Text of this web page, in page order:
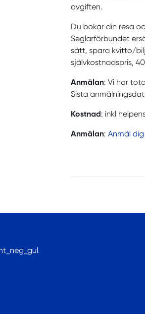
avgiften.
Du bokar din resa
Seglarförbundet
sätt, spara kvitto/
självkostnadspris,
Anmälan: Vi har
Sista
Kostnad: inkl
Anmälan: Anmäl